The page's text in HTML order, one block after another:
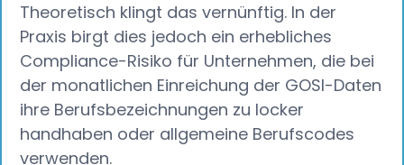
Theoretisch klingt das vernünftig. In der
Praxis birgt dies jedoch ein erhebliches
Compliance-Risiko für Unternehmen, die bei
der monatlichen Einreichung der GOSI-Daten
ihre Berufsbezeichnungen zu locker
handhaben oder allgemeine Berufscodes
verwenden.